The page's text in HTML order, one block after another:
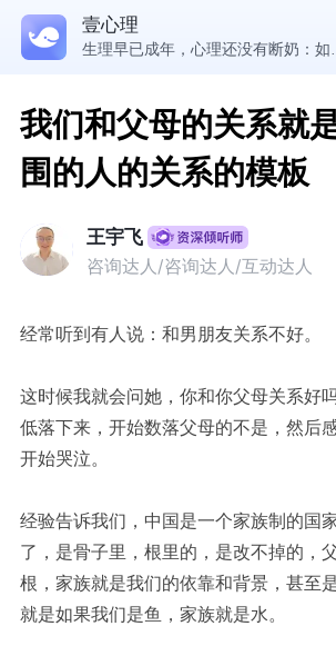
壹心理
5300万人在这里获得专业心理帮助
我们和父母的关系就
围的人的关系的模板
王宇飞
咨询达人/咨询达人/互动达人
经常听到有人说：和男朋友关系不好。
这时候我就会问她，你和你父母关系好
低落下来，开始数落父母的不是，然后
开始哭泣。
经验告诉我们，中国是一个家族制的国
了，是骨子里，根里的，是改不掉的，
根，家族就是我们的依靠和背景，甚至
就是如果我们是鱼，家族就是水。